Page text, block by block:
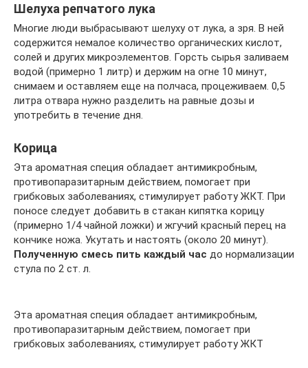
Шелуха репчатого лука
Многие люди выбрасывают шелуху от лука, а зря. В ней
содержится немалое количество органических кислот,
солей и других микроэлементов. Горсть сырья заливаем
водой (примерно 1 литр) и держим на огне 10 минут,
снимаем и оставляем еще на полчаса, процеживаем. 0,5
литра отвара нужно разделить на равные дозы и
употребить в течение дня.
Корица
Эта ароматная специя обладает антимикробным,
противопаразитарным действием, помогает при
грибковых заболеваниях, стимулирует работу ЖКТ. При
поносе следует добавить в стакан кипятка корицу
(примерно 1/4 чайной ложки) и жгучий красный перец на
кончике ножа. Укутать и настоять (около 20 минут).
Полученную смесь пить каждый час до нормализации
стула по 2 ст. л.
Эта ароматная специя обладает антимикробным,
противопаразитарным действием, помогает при
грибковых заболеваниях, стимулирует работу ЖКТ